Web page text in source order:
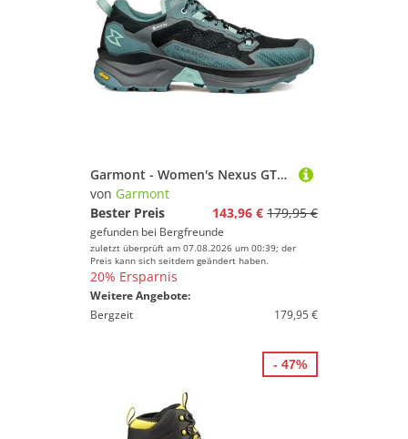
Garmont - Women's Nexus GTX - Wanderschuhe Gr 42 türkis
von Garmont
Bester Preis
143,96 € 179,95 €
gefunden bei Bergfreunde
zuletzt überprüft am 07.08.2026 um 00:39; der
Preis kann sich seitdem geändert haben.
20% Ersparnis
Weitere Angebote:
Bergzeit
179,95 €
- 47%